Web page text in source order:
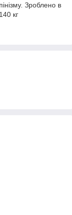
Зроблено в
кг